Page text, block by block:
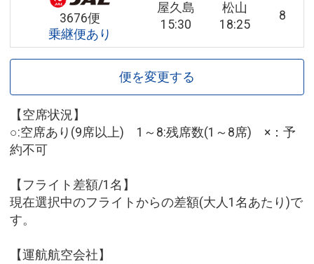
3676便
乗継便あり
屋久島
15:30
松山
18:25
8
便を変更する
【空席状況】
○:空席あり(9席以上) 1～8:残席数(1～8席) ×：予
約不可
【フライト差額/1名】
現在選択中のフライトからの差額(大人1名あたり)で
す。
【運航航空会社】